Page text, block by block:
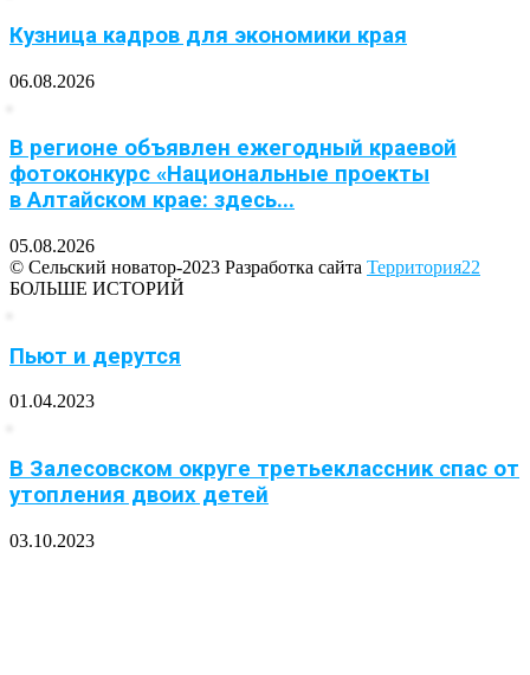
Кузница кадров для экономики края
06.08.2026
В регионе объявлен ежегодный краевой
фотоконкурс «Национальные проекты
в Алтайском крае: здесь...
05.08.2026
© Сельский новатор-2023 Разработка сайта Территория22
БОЛЬШЕ ИСТОРИЙ
Пьют и дерутся
01.04.2023
В Залесовском округе третьеклассник спас от
утопления двоих детей
03.10.2023